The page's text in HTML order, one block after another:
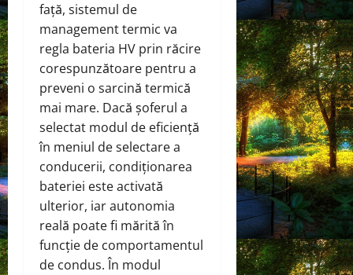
față, sistemul de
management termic va
regla bateria HV prin răcire
corespunzătoare pentru a
preveni o sarcină termică
mai mare. Dacă șoferul a
selectat modul de eficiență
în meniul de selectare a
conducerii, condiționarea
bateriei este activată
ulterior, iar autonomia
reală poate fi mărită în
funcție de comportamentul
de condus. În modul